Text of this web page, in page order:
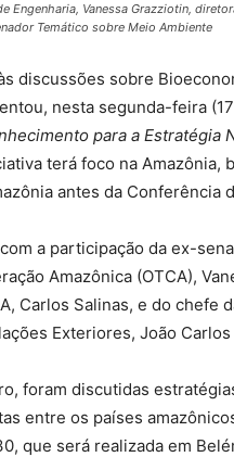
Engenharia, Vanessa Grazziotin,
Temático sobre Meio Ambiente
discussões sobre
nesta segunda-feira
para a Estratégia
terá foco na
antes da Conferência
a participação da ex-
Amazônica (OTCA),
Carlos Salinas, e do chefe
Exteriores, João
foram discutidas
entre os países
que será realizada em